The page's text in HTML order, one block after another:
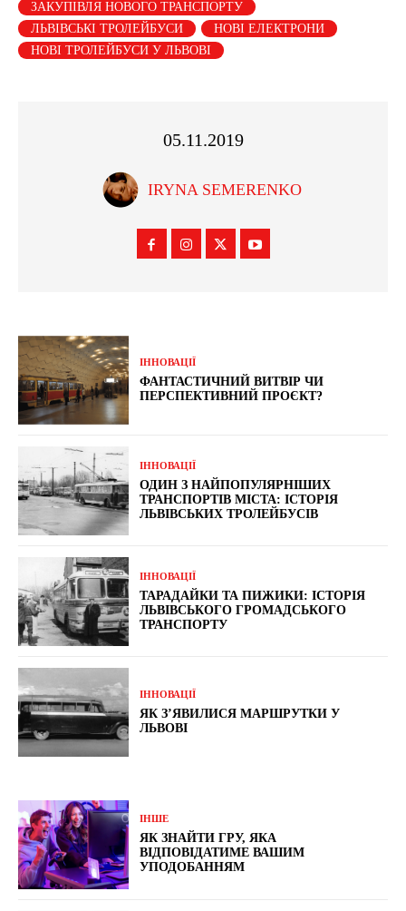
ЗАКУПІВЛЯ НОВОГО ТРАНСПОРТУ
ЛЬВІВСЬКІ ТРОЛЕЙБУСИ
НОВІ ЕЛЕКТРОНИ
НОВІ ТРОЛЕЙБУСИ У ЛЬВОВІ
05.11.2019
IRYNA SEMERENKO
ІННОВАЦІЇ
ФАНТАСТИЧНИЙ ВИТВІР ЧИ
ПЕРСПЕКТИВНИЙ ПРОЄКТ?
ІННОВАЦІЇ
ОДИН З НАЙПОПУЛЯРНІШИХ
ТРАНСПОРТІВ МІСТА: ІСТОРІЯ
ЛЬВІВСЬКИХ ТРОЛЕЙБУСІВ
ІННОВАЦІЇ
ТАРАДАЙКИ ТА ПИЖИКИ: ІСТОРІЯ
ЛЬВІВСЬКОГО ГРОМАДСЬКОГО
ТРАНСПОРТУ
ІННОВАЦІЇ
ЯК З’ЯВИЛИСЯ МАРШРУТКИ У
ЛЬВОВІ
ІНШЕ
ЯК ЗНАЙТИ ГРУ, ЯКА
ВІДПОВІДАТИМЕ ВАШИМ
УПОДОБАННЯМ